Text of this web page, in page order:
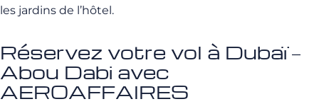
les jardins de l’hôtel.
Réservez votre vol à Dubaï –
Abou Dabi avec
AEROAFFAIRES